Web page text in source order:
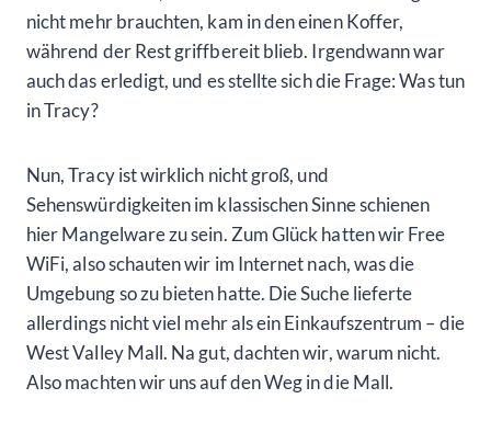
nicht mehr brauchten, kam in den einen Koffer,
während der Rest griffbereit blieb. Irgendwann war
auch das erledigt, und es stellte sich die Frage: Was tun
in Tracy?
Nun, Tracy ist wirklich nicht groß, und
Sehenswürdigkeiten im klassischen Sinne schienen
hier Mangelware zu sein. Zum Glück hatten wir Free
WiFi, also schauten wir im Internet nach, was die
Umgebung so zu bieten hatte. Die Suche lieferte
allerdings nicht viel mehr als ein Einkaufszentrum – die
West Valley Mall. Na gut, dachten wir, warum nicht.
Also machten wir uns auf den Weg in die Mall.